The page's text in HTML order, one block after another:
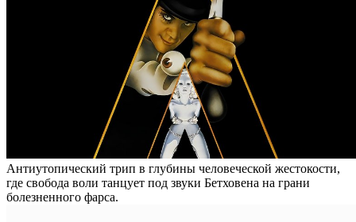
Антиутопический трип в глубины человеческой жестокости,
где свобода воли танцует под звуки Бетховена на грани
болезненного фарса.